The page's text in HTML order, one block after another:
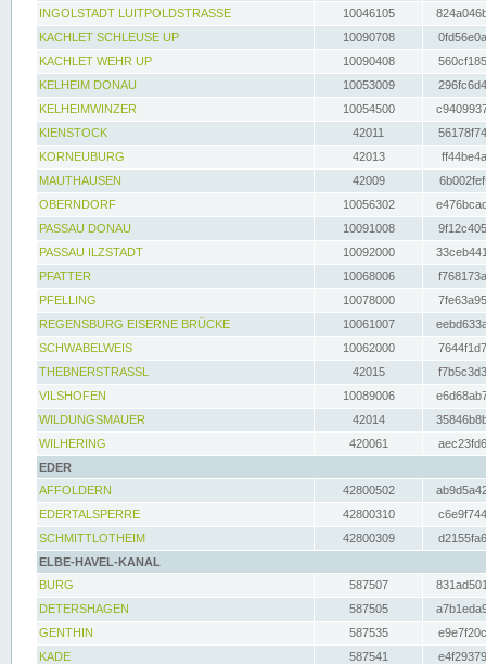
INGOLSTADT LUITPOLDSTRASSE
10046105
KACHLET SCHLEUSE UP
10090708
KACHLET WEHR UP
10090408
KELHEIM DONAU
10053009
KELHEIMWINZER
10054500
KIENSTOCK
42011
KORNEUBURG
42013
MAUTHAUSEN
42009
OBERNDORF
10056302
PASSAU DONAU
10091008
PASSAU ILZSTADT
10092000
PFATTER
10068006
PFELLING
10078000
REGENSBURG EISERNE BRÜCKE
10061007
SCHWABELWEIS
10062000
THEBNERSTRASSL
42015
VILSHOFEN
10089006
WILDUNGSMAUER
42014
WILHERING
420061
EDER
AFFOLDERN
42800502
EDERTALSPERRE
42800310
SCHMITTLOTHEIM
42800309
ELBE-HAVEL-KANAL
BURG
587507
DETERSHAGEN
587505
GENTHIN
587535
KADE
587541